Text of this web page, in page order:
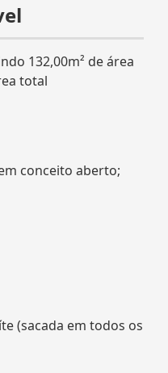
132,00m² de área
total
conceito aberto;
(sacada em todos os